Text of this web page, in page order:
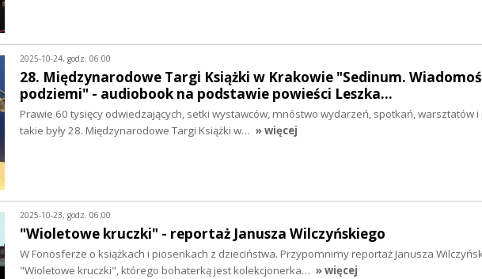
2025-10-24, godz. 06:00
28. Międzynarodowe Targi Książki w Krakowie "Sedinum.
podziemi" - audiobook na podstawie powieści Leszka…
Prawie 60 tysięcy odwiedzających, setki wystawców, mnóstwo wydarzeń, spotkań, warsztatów i
takie były 28. Międzynarodowe Targi Książki w… » więcej
2025-10-23, godz. 06:00
"Wioletowe kruczki" - reportaż Janusza Wilczyńskiego
W Fonosferze o książkach i piosenkach z dzieciństwa. Przypomnimy reportaż Janusza
"Wioletowe kruczki", którego bohaterką jest kolekcjonerka… » więcej